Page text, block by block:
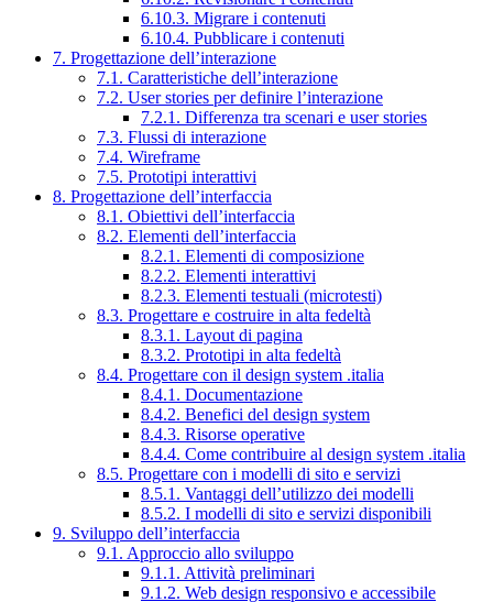
6.10.3. Migrare i contenuti
6.10.4. Pubblicare i contenuti
7. Progettazione dell’interazione
7.1. Caratteristiche dell’interazione
7.2. User stories per definire l’interazione
7.2.1. Differenza tra scenari e user stories
7.3. Flussi di interazione
7.4. Wireframe
7.5. Prototipi interattivi
8. Progettazione dell’interfaccia
8.1. Obiettivi dell’interfaccia
8.2. Elementi dell’interfaccia
8.2.1. Elementi di composizione
8.2.2. Elementi interattivi
8.2.3. Elementi testuali (microtesti)
8.3. Progettare e costruire in alta fedeltà
8.3.1. Layout di pagina
8.3.2. Prototipi in alta fedeltà
8.4. Progettare con il design system .italia
8.4.1. Documentazione
8.4.2. Benefici del design system
8.4.3. Risorse operative
8.4.4. Come contribuire al design system .italia
8.5. Progettare con i modelli di sito e servizi
8.5.1. Vantaggi dell’utilizzo dei modelli
8.5.2. I modelli di sito e servizi disponibili
9. Sviluppo dell’interfaccia
9.1. Approccio allo sviluppo
9.1.1. Attività preliminari
9.1.2. Web design responsivo e accessibile